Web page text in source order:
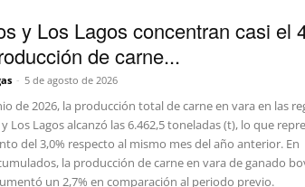
y Los Lagos concentran casi el
de carne...
- 5 de agosto de 2026
de 2026, la producción total de carne en vara en las
Los Lagos alcanzó las 6.462,5 toneladas (t), lo que
del 3,0% respecto al mismo mes del año anterior. En
la producción de carne en vara de ganado
un 2,7% en comparación al periodo previo.